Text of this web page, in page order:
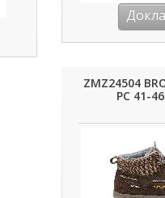
ZMZ24504
РС 41-